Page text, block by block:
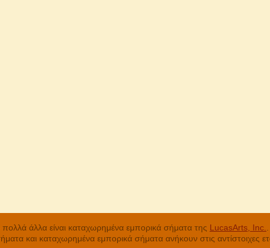
άλλα είναι καταχωρημένα εμπορικά σήματα της LucasArts, Inc.
και καταχωρημένα εμπορικά σήματα ανήκουν στις αντίστοιχες